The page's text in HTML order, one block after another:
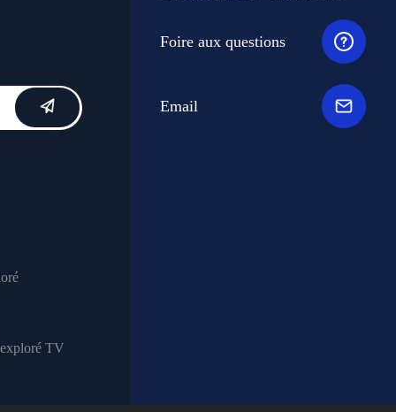
Foire aux questions
Email